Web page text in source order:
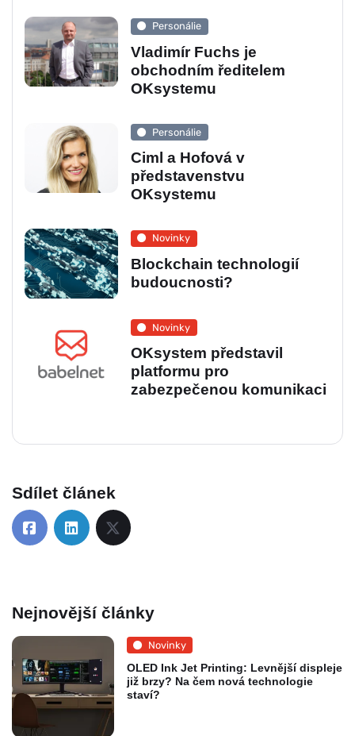
Personálie
Vladimír Fuchs je
obchodním ředitelem
OKsystemu
Personálie
Ciml a Hofová v
představenstvu
OKsystemu
Novinky
Blockchain technologií
budoucnosti?
Novinky
OKsystem představil
platformu pro
zabezpečenou komunikaci
Sdílet článek
Nejnovější články
Novinky
OLED Ink Jet Printing: Levnější displeje
již brzy? Na čem nová technologie
staví?